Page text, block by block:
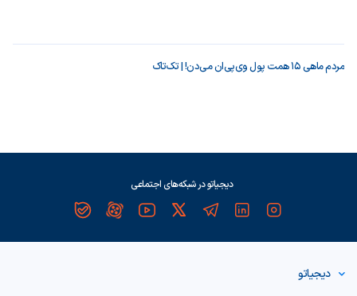
مردم ماهی ۱۵ همت پول وی‌پی‌ان می‌دن! | تک‌تاک
دیجیاتو در شبکه‌های اجتماعی
دیجیاتو